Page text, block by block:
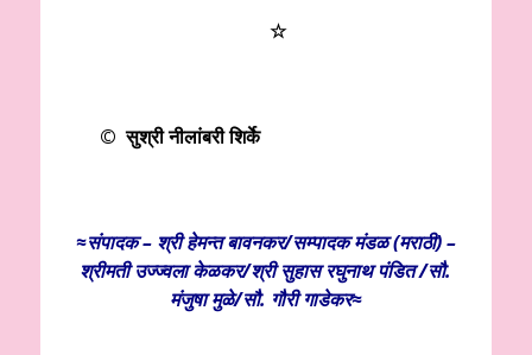
☆
© सुश्री नीलांबरी शिर्के
≈संपादक – श्री हेमन्त बावनकर/सम्पादक मंडळ (मराठी) –
श्रीमती उज्ज्वला केळकर/श्री सुहास रघुनाथ पंडित /सौ.
मंजुषा मुळे/सौ. गौरी गाडेकर≈